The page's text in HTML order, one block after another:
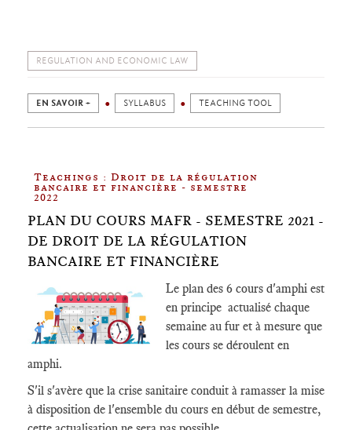
REGULATION AND ECONOMIC LAW
EN SAVOIR + SYLLABUS TEACHING TOOL
Teachings : Droit de la régulation
bancaire et financière - semestre
2022
PLAN DU COURS MAFR - SEMESTRE 2021 -
DE DROIT DE LA RÉGULATION
BANCAIRE ET FINANCIÈRE
Le plan des 6 cours d'amphi est
en principe actualisé chaque
semaine au fur et à mesure que
les cours se déroulent en
amphi.
S'il s'avère que la crise sanitaire conduit à ramasser la mise
à disposition de l'ensemble du cours en début de semestre,